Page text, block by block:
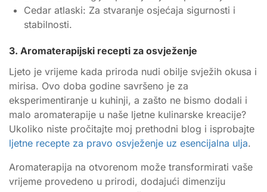
Cedar atlaski: Za stvaranje osjećaja sigurnosti i
stabilnosti.
3. Aromaterapijski recepti za osvježenje
Ljeto je vrijeme kada priroda nudi obilje svježih okusa i
mirisa. Ovo doba godine savršeno je za
eksperimentiranje u kuhinji, a zašto ne bismo dodali i
malo aromaterapije u naše ljetne kulinarske kreacije?
Ukoliko niste pročitajte moj prethodni blog i isprobajte
ljetne recepte za pravo osvježenje uz esencijalna ulja.
Aromaterapija na otvorenom može transformirati vaše
vrijeme provedeno u prirodi, dodajući dimenziju